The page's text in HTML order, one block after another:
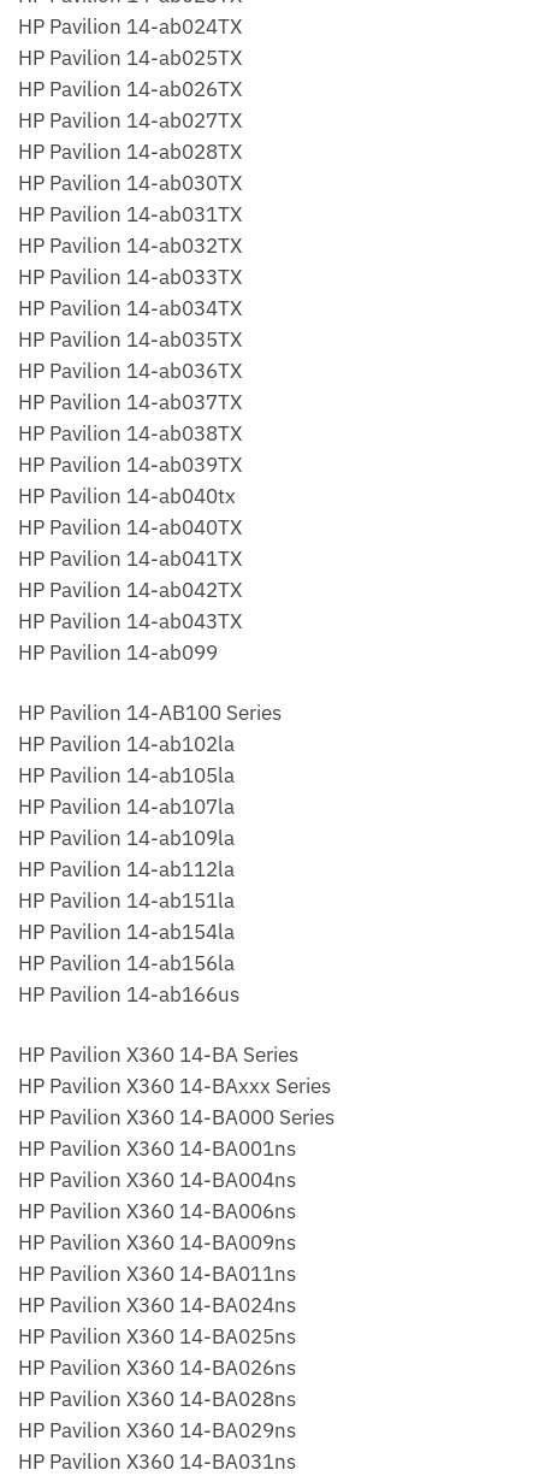
HP Pavilion 14-ab024TX
HP Pavilion 14-ab025TX
HP Pavilion 14-ab026TX
HP Pavilion 14-ab027TX
HP Pavilion 14-ab028TX
HP Pavilion 14-ab030TX
HP Pavilion 14-ab031TX
HP Pavilion 14-ab032TX
HP Pavilion 14-ab033TX
HP Pavilion 14-ab034TX
HP Pavilion 14-ab035TX
HP Pavilion 14-ab036TX
HP Pavilion 14-ab037TX
HP Pavilion 14-ab038TX
HP Pavilion 14-ab039TX
HP Pavilion 14-ab040tx
HP Pavilion 14-ab040TX
HP Pavilion 14-ab041TX
HP Pavilion 14-ab042TX
HP Pavilion 14-ab043TX
HP Pavilion 14-ab099
HP Pavilion 14-AB100 Series
HP Pavilion 14-ab102la
HP Pavilion 14-ab105la
HP Pavilion 14-ab107la
HP Pavilion 14-ab109la
HP Pavilion 14-ab112la
HP Pavilion 14-ab151la
HP Pavilion 14-ab154la
HP Pavilion 14-ab156la
HP Pavilion 14-ab166us
HP Pavilion X360 14-BA Series
HP Pavilion X360 14-BAxxx Series
HP Pavilion X360 14-BA000 Series
HP Pavilion X360 14-BA001ns
HP Pavilion X360 14-BA004ns
HP Pavilion X360 14-BA006ns
HP Pavilion X360 14-BA009ns
HP Pavilion X360 14-BA011ns
HP Pavilion X360 14-BA024ns
HP Pavilion X360 14-BA025ns
HP Pavilion X360 14-BA026ns
HP Pavilion X360 14-BA028ns
HP Pavilion X360 14-BA029ns
HP Pavilion X360 14-BA031ns